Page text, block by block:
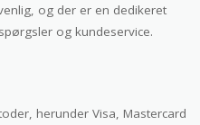
og der er en dedikeret
og kundeservice.
herunder Visa, Mastercard